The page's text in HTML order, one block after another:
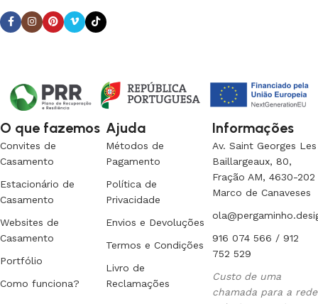
O que fazemos
Convites de
Casamento
Estacionário de
Casamento
Websites de
Casamento
Portfólio
Como funciona?
Ajuda
Métodos de
Pagamento
Política de
Privacidade
Envios e Devoluções
Termos e Condições
Livro de
Reclamações
Informações
Av. Saint Georges Les
Baillargeaux, 80,
Fração AM, 4630-202
Marco de Canaveses
916 074 566 / 912
752 529
Custo de uma
chamada para a rede